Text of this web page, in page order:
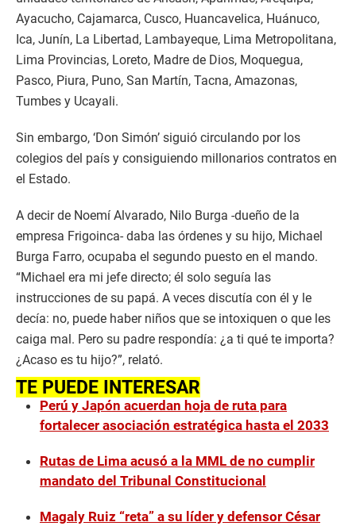
Ayacucho, Cajamarca, Cusco, Huancavelica, Huánuco,
Ica, Junín, La Libertad, Lambayeque, Lima Metropolitana,
Lima Provincias, Loreto, Madre de Dios, Moquegua,
Pasco, Piura, Puno, San Martín, Tacna, Amazonas,
Tumbes y Ucayali.
Sin embargo, ‘Don Simón’ siguió circulando por los
colegios del país y consiguiendo millonarios contratos en
el Estado.
A decir de Noemí Alvarado, Nilo Burga -dueño de la
empresa Frigoinca- daba las órdenes y su hijo, Michael
Burga Farro, ocupaba el segundo puesto en el mando.
“Michael era mi jefe directo; él solo seguía las
instrucciones de su papá. A veces discutía con él y le
decía: no, puede haber niños que se intoxiquen o que les
caiga mal. Pero su padre respondía: ¿a ti qué te importa?
¿Acaso es tu hijo?”, relató.
TE PUEDE INTERESAR
Perú y Japón acuerdan hoja de ruta para
fortalecer asociación estratégica hasta el 2033
Rutas de Lima acusó a la MML de no cumplir
mandato del Tribunal Constitucional
Magaly Ruiz “reta” a su líder y defensor César